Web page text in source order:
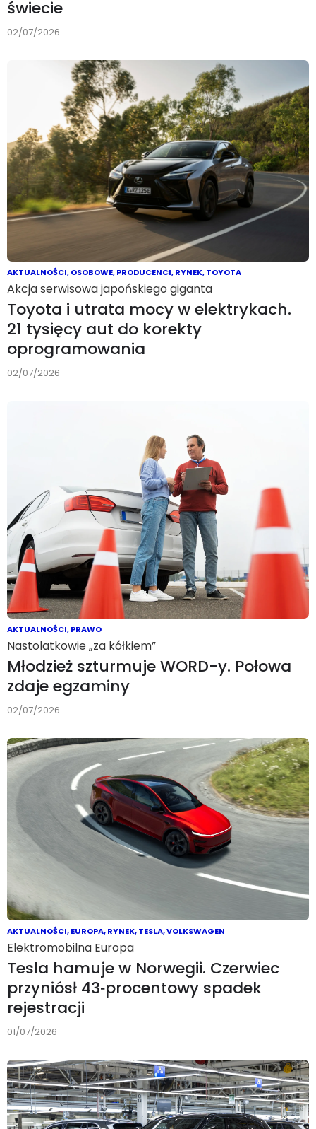
świecie
02/07/2026
AKTUALNOŚCI,OSOBOWE,PRODUCENCI,RYNEK,TOYOTA
Akcja serwisowa japońskiego giganta
Toyota i utrata mocy w elektrykach.
21 tysięcy aut do korekty
oprogramowania
02/07/2026
AKTUALNOŚCI,PRAWO
Nastolatkowie „za kółkiem”
Młodzież szturmuje WORD-y. Połowa
zdaje egzaminy
02/07/2026
AKTUALNOŚCI,EUROPA,RYNEK,TESLA,VOLKSWAGEN
Elektromobilna Europa
Tesla hamuje w Norwegii. Czerwiec
przyniósł 43‑procentowy spadek
rejestracji
01/07/2026